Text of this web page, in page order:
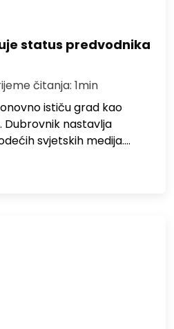
status predvodnika
čitanja: 1min
ističu grad kao
nastavlja
svjetskih medija.…